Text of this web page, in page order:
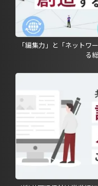
「編集力」と「ネットワ
る